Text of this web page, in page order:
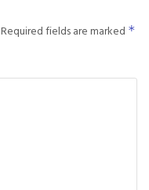
Required fields are marked *